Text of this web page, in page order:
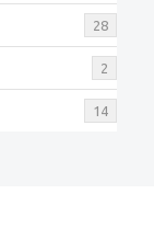
28
2
14